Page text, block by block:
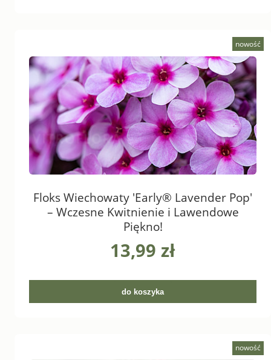
Floks Wiechowaty 'Early® Lavender Pop'
– Wczesne Kwitnienie i Lawendowe
Piękno!
13,99 zł
do koszyka
nowość
nowość